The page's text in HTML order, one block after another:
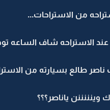
من الاستراحات...
الاستراحه شاف الساعه
طالع بسيارته من
ياناصر؟؟؟